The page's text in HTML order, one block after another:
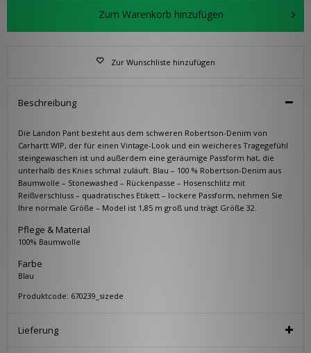
Zum Warenkorb hinzufügen
Zur Wunschliste hinzufügen
Beschreibung
Die Landon Pant besteht aus dem schweren Robertson-Denim von
Carhartt WIP, der für einen Vintage-Look und ein weicheres Tragegefühl
steingewaschen ist und außerdem eine geräumige Passform hat, die
unterhalb des Knies schmal zuläuft. Blau – 100 % Robertson-Denim aus
Baumwolle – Stonewashed – Rückenpasse – Hosenschlitz mit
Reißverschluss – quadratisches Etikett – lockere Passform, nehmen Sie
Ihre normale Größe – Model ist 1,85 m groß und trägt Größe 32.
Pflege & Material
100% Baumwolle
Farbe
Blau
Produktcode: 670239_sizede
Lieferung